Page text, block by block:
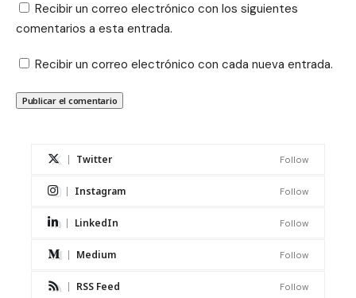
Recibir un correo electrónico con los siguientes
comentarios a esta entrada.
Recibir un correo electrónico con cada nueva entrada.
Twitter Follow
Instagram Follow
LinkedIn Follow
Medium Follow
RSS Feed Follow